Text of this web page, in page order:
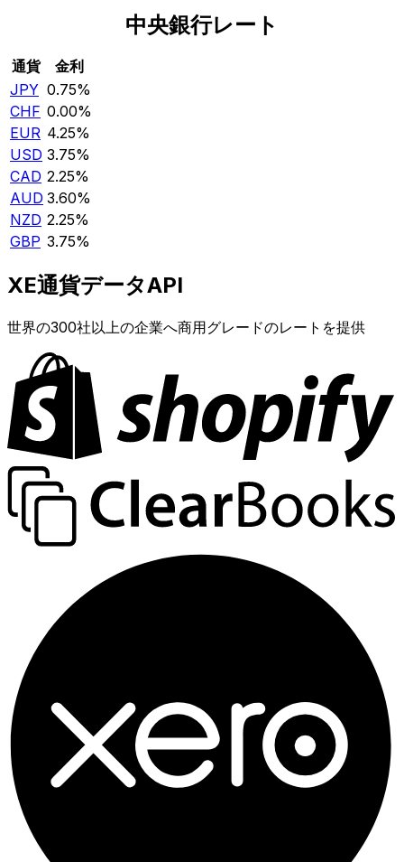
中央銀行レート
通貨
金利
JPY 0.75%
CHF 0.00%
EUR 4.25%
USD 3.75%
CAD 2.25%
AUD 3.60%
NZD 2.25%
GBP 3.75%
XE通貨データAPI
世界の300社以上の企業へ商用グレードのレートを提供